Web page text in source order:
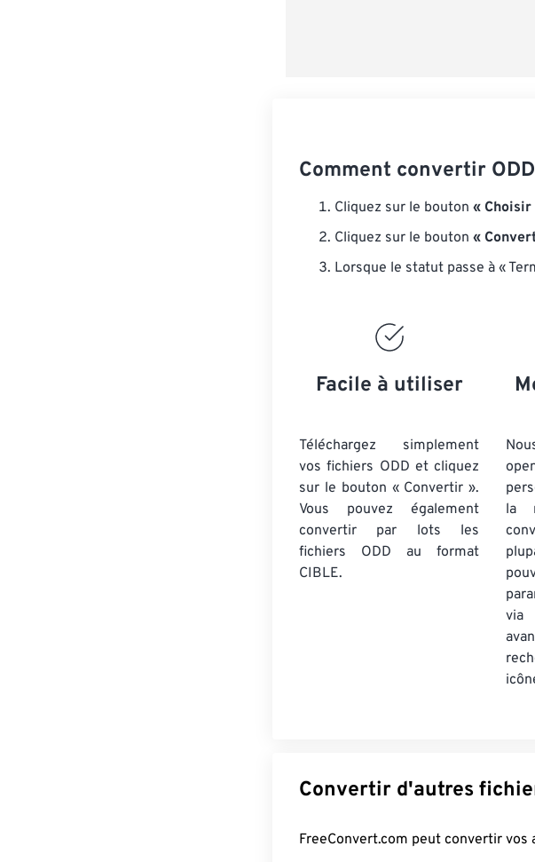
Comment convertir
Cliquez sur le bouton «
Cliquez sur le bouton «
Lorsque le statut passe à «
Facile à utiliser
Téléchargez simplement
vos fichiers ODD et cliquez
sur le bouton « Convertir ».
Vous pouvez également
convertir par lots les
fichiers ODD au format
CIBLE.
la
via